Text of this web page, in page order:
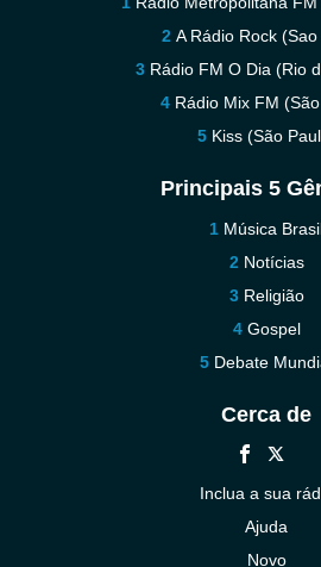
A Rádio Rock
Rádio FM O Dia (Rio
Rádio Mix FM
Kiss (São
Principais 5
Música
Notícias
Religião
Gospel
Debate
Cerca de
Inclua a sua
Ajuda
Novo